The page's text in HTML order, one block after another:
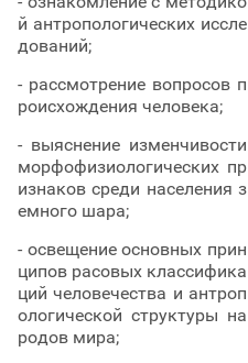
й антропологических иссле
дований;
- рассмотрение вопросов п
роисхождения человека;
- выяснение изменчивости
морфофизиологических пр
изнаков среди населения з
емного шара;
- освещение основных прин
ципов расовых классифика
ций человечества и антроп
ологической структуры на
родов мира;